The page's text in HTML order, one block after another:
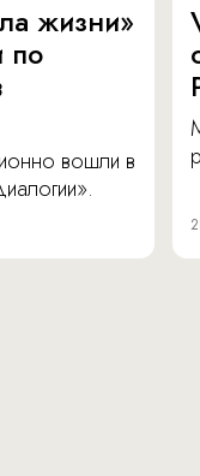
жизни»
по
вошли в